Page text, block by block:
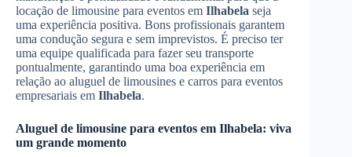
locação de limousine para eventos em Ilhabela seja
uma experiência positiva. Bons profissionais garantem
uma condução segura e sem imprevistos. É preciso ter
uma equipe qualificada para fazer seu transporte
pontualmente, garantindo uma boa experiência em
relação ao aluguel de limousines e carros para eventos
empresariais em Ilhabela.
Aluguel de limousine para eventos em Ilhabela: viva
um grande momento